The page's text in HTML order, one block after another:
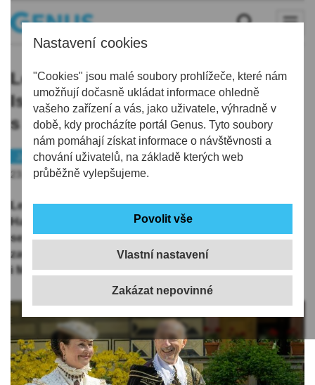
Nastavení cookies
"Cookies" jsou malé soubory prohlížeče, které nám
umožňují dočasně ukládat informace ohledně
vašeho zařízení a vás, jako uživatele, výhradně v
době, kdy procházíte portál Genus. Tyto soubory
nám pomáhají získat informace o návštěvnosti a
chování uživatelů, na základě kterých web
průběžně vylepšujeme.
Vlastní nastavení
Letos uplynulo 400 let od sňatku
Isabely Kateřiny z Harrachu
s Albrechtem z Valdštejna
Jablonecko
Tip
23.11.2023 | 5:43
Letošní rok vyhlásil Národní památkový ústav Rokem
Harrachů. Cyklus akcí napříč celým rokem i republikou
se nese pod mottem „Harrachové, vznešenost
zavazuje“. Výročí tohoto významného rodu připomene
i Muzeum skla a bižuterie v Jablonci nad Nisou.